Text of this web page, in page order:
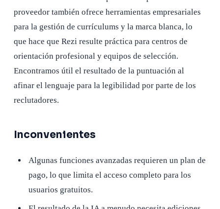
proveedor también ofrece herramientas empresariales
para la gestión de currículums y la marca blanca, lo
que hace que Rezi resulte práctica para centros de
orientación profesional y equipos de selección.
Encontramos útil el resultado de la puntuación al
afinar el lenguaje para la legibilidad por parte de los
reclutadores.
Inconvenientes
Algunas funciones avanzadas requieren un plan de
pago, lo que limita el acceso completo para los
usuarios gratuitos.